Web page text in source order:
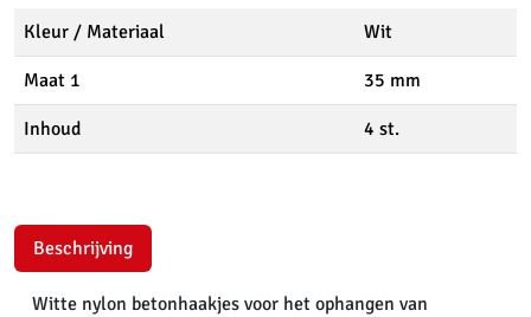
Kleur / Materiaal Wit
Maat 1 35 mm
Inhoud 4 st.
Beschrijving
Witte nylon betonhaakjes voor het ophangen van